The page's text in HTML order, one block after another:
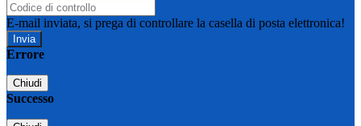
E-mail inviata, si prega di controllare la casella di posta elettronica!
Errore
Chiudi
Successo